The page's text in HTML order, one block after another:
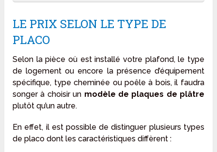
LE PRIX SELON LE TYPE DE
PLACO
Selon la pièce où est installé votre plafond, le type
de logement ou encore la présence d’équipement
spécifique, type cheminée ou poêle à bois, il faudra
songer à choisir un modèle de plaques de plâtre
plutôt qu’un autre.
En effet, il est possible de distinguer plusieurs types
de placo dont les caractéristiques diffèrent :